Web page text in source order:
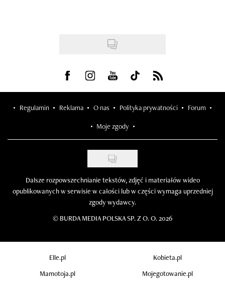
Visit us on Facebook
Visit us on Instagram
Visit us on Youtube
Visit us on Tiktok
Visit us on Rss
Regulamin Reklama O nas Polityka prywatności Forum
Moje zgody
Dalsze rozpowszechnianie tekstów, zdjęć i materiałów wideo
opublikowanych w serwisie w całości lub w części wymaga uprzedniej
zgody wydawcy.
© BURDA MEDIA POLSKA SP. Z O. O. 2026
Elle.pl
Kobieta.pl
Mamotoja.pl
Mojegotowanie.pl